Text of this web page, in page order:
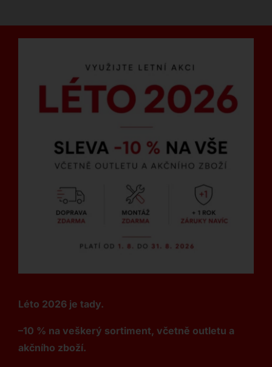
Léto 2026 je tady.
–10 % na veškerý sortiment, včetně outletu a
akčního zboží.